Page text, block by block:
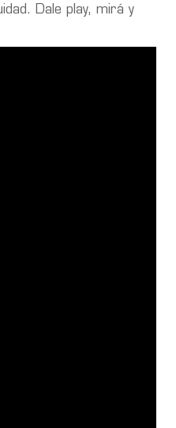
Dale play, mirá y